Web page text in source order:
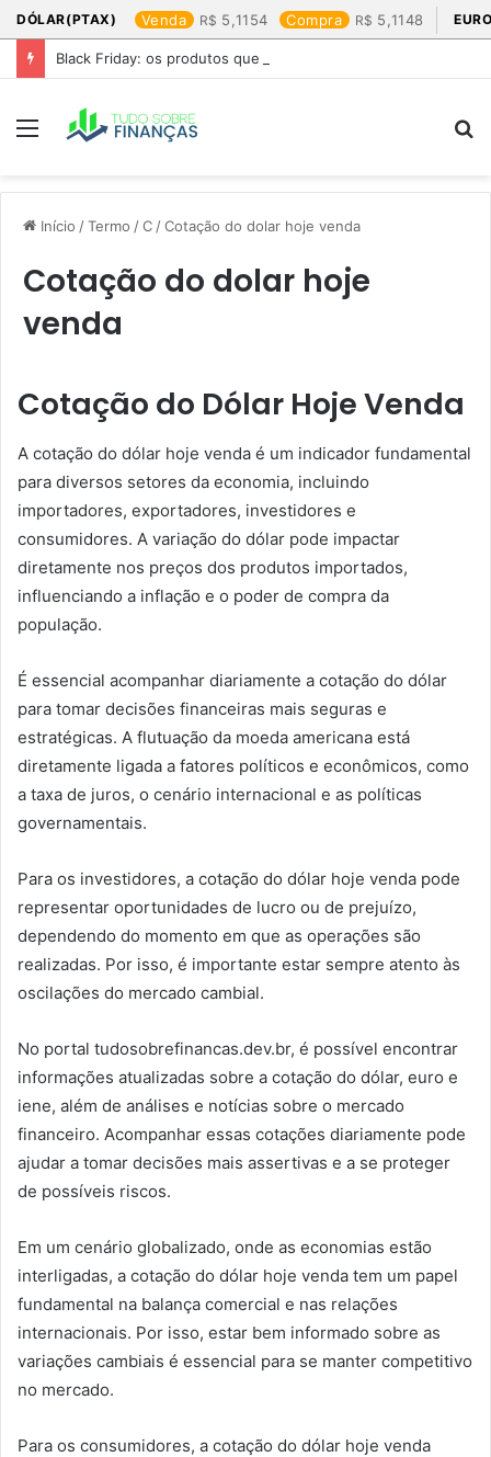
DÓLAR(PTAX) Venda 5,1154 Compra 5,1148
Black Friday: os produtos que mais valem a pena
Menu
Início /Termo /C /Cotação do dolar hoje venda​
Cotação do dolar hoje
venda​
Cotação do Dólar Hoje Venda
A cotação do dólar hoje venda é um indicador fundamental
para diversos setores da economia, incluindo
importadores, exportadores, investidores e
consumidores. A variação do dólar pode impactar
diretamente nos preços dos produtos importados,
influenciando a inflação e o poder de compra da
população.
É essencial acompanhar diariamente a cotação do dólar
para tomar decisões financeiras mais seguras e
estratégicas. A flutuação da moeda americana está
diretamente ligada a fatores políticos e econômicos, como
a taxa de juros, o cenário internacional e as políticas
governamentais.
Para os investidores, a cotação do dólar hoje venda pode
representar oportunidades de lucro ou de prejuízo,
dependendo do momento em que as operações são
realizadas. Por isso, é importante estar sempre atento às
oscilações do mercado cambial.
No portal tudosobrefinancas.dev.br, é possível encontrar
informações atualizadas sobre a cotação do dólar, euro e
iene, além de análises e notícias sobre o mercado
financeiro. Acompanhar essas cotações diariamente pode
ajudar a tomar decisões mais assertivas e a se proteger
de possíveis riscos.
Em um cenário globalizado, onde as economias estão
interligadas, a cotação do dólar hoje venda tem um papel
fundamental na balança comercial e nas relações
internacionais. Por isso, estar bem informado sobre as
variações cambiais é essencial para se manter competitivo
no mercado.
Para os consumidores, a cotação do dólar hoje venda